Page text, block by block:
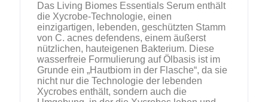
Das Living Biomes Essentials Serum enthält
die Xycrobe-Technologie, einen
einzigartigen, lebenden, geschützten Stamm
von C. acnes defendens, einem äußerst
nützlichen, hauteigenen Bakterium. Diese
wasserfreie Formulierung auf Ölbasis ist im
Grunde ein „Hautbiom in der Flasche“, da sie
nicht nur die Technologie der lebenden
Xycrobes enthält, sondern auch die